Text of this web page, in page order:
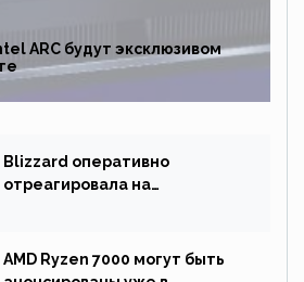
ARC будут эксклюзивом
Blizzard оперативно
отреагировала на
AMD Ryzen 7000 могут быть